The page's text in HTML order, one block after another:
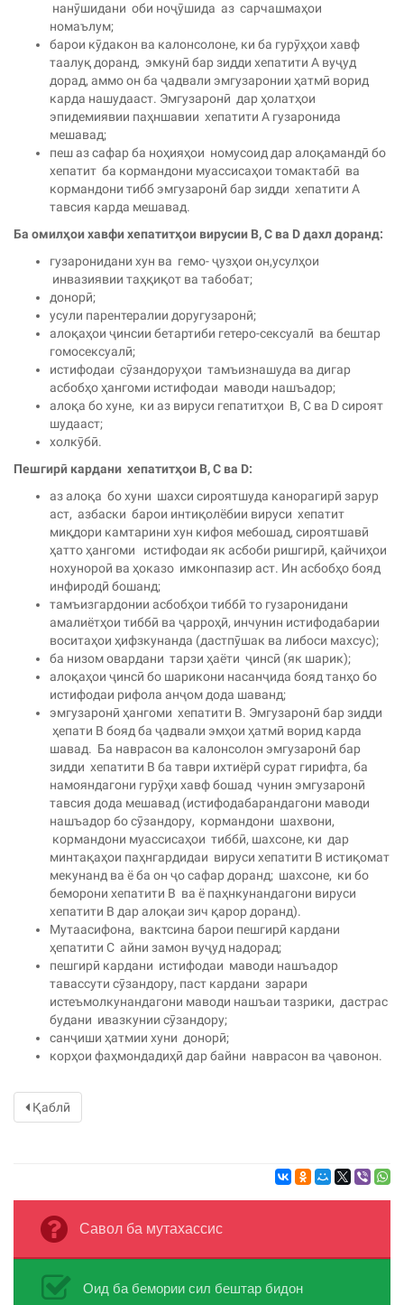
нанӯшидани оби ноҷӯшида аз сарчашмаҳои
номаълум;
барои кӯдакон ва калонсолоне, ки ба гурӯҳҳои хавф
таалуқ доранд, эмкунӣ бар зидди хепатити А вуҷуд
дорад, аммо он ба ҷадвали эмгузаронии ҳатмӣ ворид
карда нашудааст. Эмгузаронӣ дар ҳолатҳои
эпидемиявии паҳншавии хепатити А гузаронида
мешавад;
пеш аз сафар ба ноҳияҳои номусоид дар алоқамандӣ бо
хепатит ба кормандони муассисаҳои томактабӣ ва
кормандони тибб эмгузаронӣ бар зидди хепатити А
тавсия карда мешавад.
Ба омилҳои хавфи хепатитҳои вирусии B, C ва D дахл доранд:
гузаронидани хун ва гемо- ҷузҳои он,усулҳои
инвазиявии таҳқиқот ва табобат;
донорӣ;
усули парентералии доругузаронӣ;
алоқаҳои ҷинсии бетартиби гетеро-сексуалӣ ва бештар
гомосексуалӣ;
истифодаи сӯзандоруҳои тамъизнашуда ва дигар
асбобҳо ҳангоми истифодаи маводи нашъадор;
алоқа бо хуне, ки аз вируси гепатитҳои B, C ва D сироят
шудааст;
холкӯбӣ.
Пешгирӣ кардани хепатитҳои В, С ва D:
аз алоқа бо хуни шахси сироятшуда канорагирӣ зарур
аст, азбаски барои интиқолёбии вируси хепатит
миқдори камтарини хун кифоя мебошад, сироятшавӣ
ҳатто ҳангоми истифодаи як асбоби ришгирӣ, қайчиҳои
нохунороӣ ва ҳоказо имконпазир аст. Ин асбобҳо бояд
инфиродӣ бошанд;
тамъизгардонии асбобҳои тиббӣ то гузаронидани
амалиётҳои тиббӣ ва ҷарроҳӣ, инчунин истифодабарии
воситаҳои ҳифзкунанда (дастпӯшак ва либоси махсус);
ба низом овардани тарзи ҳаёти ҷинсӣ (як шарик);
алоқаҳои ҷинсӣ бо шарикони насанҷида бояд танҳо бо
истифодаи рифола анҷом дода шаванд;
эмгузаронӣ ҳангоми хепатити B. Эмгузаронӣ бар зидди
ҳепати В бояд ба ҷадвали эмҳои ҳатмӣ ворид карда
шавад. Ба наврасон ва калонсолон эмгузаронӣ бар
зидди хепатити В ба таври ихтиёрӣ сурат гирифта, ба
намояндагони гурӯҳи хавф бошад чунин эмгузаронӣ
тавсия дода мешавад (истифодабарандагони маводи
нашъадор бо сӯзандору, кормандони шахвони,
кормандони муассисаҳои тиббӣ, шахсоне, ки дар
минтақаҳои паҳнгардидаи вируси хепатити В истиқомат
мекунанд ва ё ба он ҷо сафар доранд; шахсоне, ки бо
беморони хепатити В ва ё паҳнкунандагони вируси
хепатити В дар алоқаи зич қарор доранд).
Мутаасифона, вактсина барои пешгирӣ кардани
ҳепатити С айни замон вуҷуд надорад;
пешгирӣ кардани истифодаи маводи нашъадор
тавассути сӯзандору, паст кардани зарари
истеъмолкунандагони маводи нашъаи тазрики, дастрас
будани ивазкунии сӯзандору;
санҷиши ҳатмии хуни донорӣ;
корҳои фаҳмондадиҳӣ дар байни наврасон ва ҷавонон.
Қаблӣ
Савол ба мутахассис
Оид ба бемории сил бештар бидон